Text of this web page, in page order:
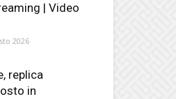
| Video
2026
replica
in